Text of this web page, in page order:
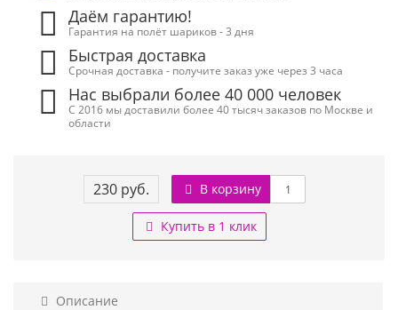
Даём гарантию!
Гарантия на полёт шариков - 3 дня
Быстрая доставка
Срочная доставка - получите заказ уже через 3 часа
Нас выбрали более 40 000 человек
С 2016 мы доставили более 40 тысяч заказов по Москве и
области
230 руб. В корзину
Купить в 1 клик
Описание